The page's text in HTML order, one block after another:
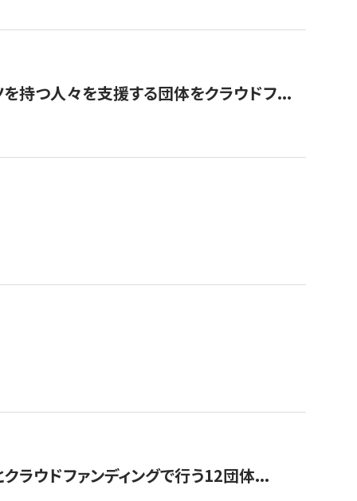
持つ人々を支援する団体をクラウドフ...
クラウドファンディングで行う12団体...